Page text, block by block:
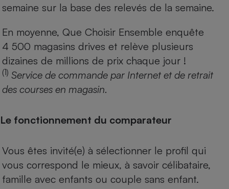
semaine sur la base des relevés de la semaine.
En moyenne, Que Choisir Ensemble enquête
4 500 magasins drives et relève plusieurs
dizaines de millions de prix chaque jour !
(1) Service de commande par Internet et de retrait
des courses en magasin.
Le fonctionnement du comparateur
Vous êtes invité(e) à sélectionner le profil qui
vous correspond le mieux, à savoir célibataire,
famille avec enfants ou couple sans enfant.